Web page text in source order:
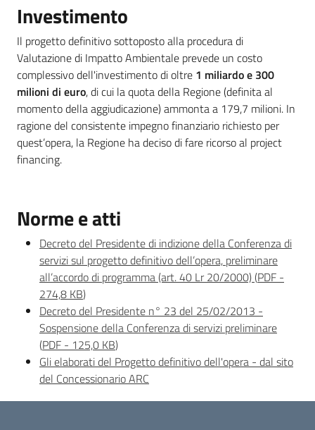
Investimento
Il progetto definitivo sottoposto alla procedura di
Valutazione di Impatto Ambientale prevede un costo
complessivo dell'investimento di oltre 1 miliardo e 300
milioni di euro, di cui la quota della Regione (definita al
momento della aggiudicazione) ammonta a 179,7 milioni. In
ragione del consistente impegno finanziario richiesto per
quest’opera, la Regione ha deciso di fare ricorso al project
financing.
Norme e atti
Decreto del Presidente di indizione della Conferenza di
servizi sul progetto definitivo dell’opera, preliminare
all’accordo di programma (art. 40 Lr 20/2000)(PDF -
274,8 KB)
Decreto del Presidente n° 23 del 25/02/2013 -
Sospensione della Conferenza di servizi preliminare
(PDF - 125,0 KB)
Gli elaborati del Progetto definitivo dell'opera - dal sito
del Concessionario ARC